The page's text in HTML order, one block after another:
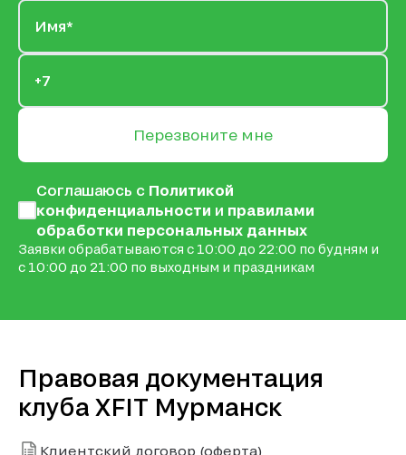
Перезвоните мне
Соглашаюсь с Политикой
конфиденциальности и правилами
обработки персональных данных
Заявки обрабатываются с 10:00 до 22:00 по будням и
с 10:00 до 21:00 по выходным и праздникам
Правовая документация
клуба XFIT Мурманск
Клиентский договор (оферта)